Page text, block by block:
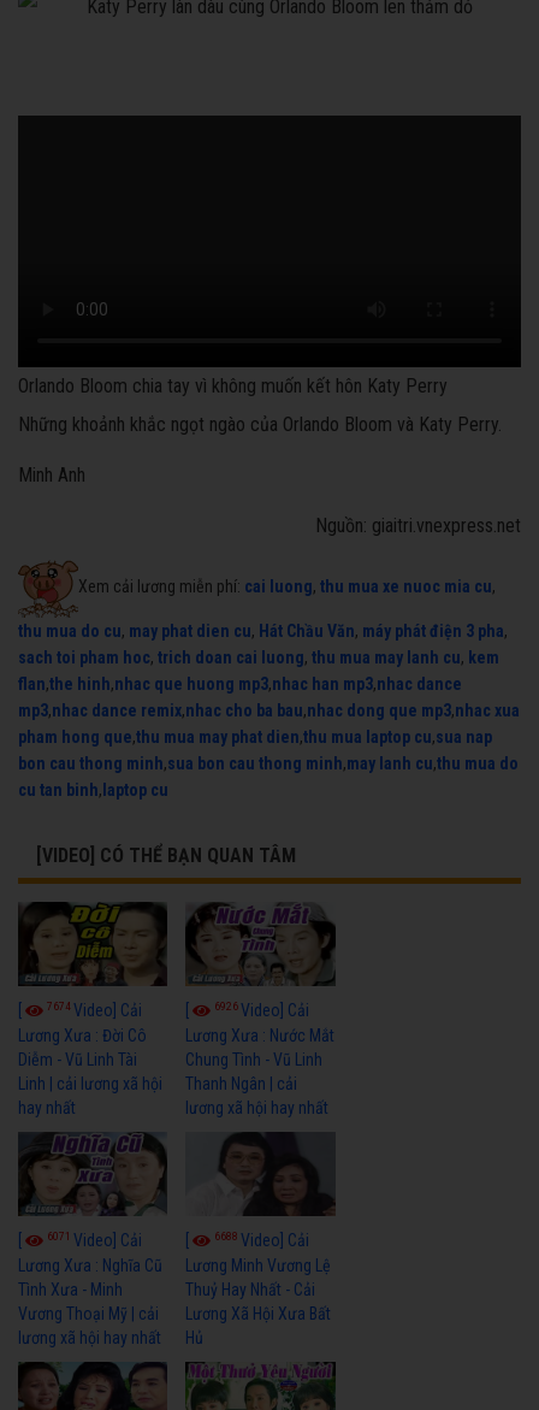
Orlando Bloom chia tay vì không muốn kết hôn Katy Perry
Những khoảnh khắc ngọt ngào của Orlando Bloom và Katy Perry.
Minh Anh
Nguồn: giaitri.vnexpress.net
Xem cải lương miễn phí: cai luong, thu mua xe nuoc mia cu,
thu mua do cu, may phat dien cu, Hát Chầu Văn, máy phát điện 3 pha,
sach toi pham hoc, trich doan cai luong, thu mua may lanh cu, kem
flan,the hinh,nhac que huong mp3,nhac han mp3,nhac dance
mp3,nhac dance remix,nhac cho ba bau,nhac dong que mp3,nhac xua
pham hong que,thu mua may phat dien,thu mua laptop cu,sua nap
bon cau thong minh,sua bon cau thong minh,may lanh cu,thu mua do
cu tan binh, laptop cu
[VIDEO] CÓ THỂ BẠN QUAN TÂM
7674Video] Cải
Lương Xưa : Đời Cô
Diễm - Vũ Linh Tài
Linh | cải lương xã hội
hay nhất
6926Video] Cải
Lương Xưa : Nước Mắt
Chung Tình - Vũ Linh
Thanh Ngân | cải
lương xã hội hay nhất
6071 Video] Cải
Lương Xưa : Nghĩa Cũ
Tình Xưa - Minh
Vương Thoại Mỹ | cải
lương xã hội hay nhất
6688Video] Cải
Lương Minh Vương Lệ
Thuỷ Hay Nhất - Cải
Lương Xã Hội Xưa Bất
Hủ